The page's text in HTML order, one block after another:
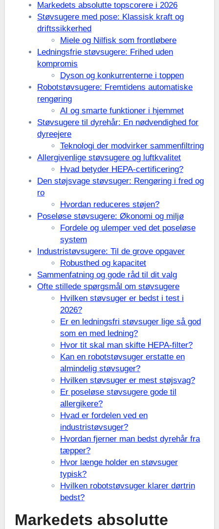
Markedets absolutte topscorere i 2026
Støvsugere med pose: Klassisk kraft og
driftssikkerhed
Miele og Nilfisk som frontløbere
Ledningsfrie støvsugere: Frihed uden
kompromis
Dyson og konkurrenterne i toppen
Robotstøvsugere: Fremtidens automatiske
rengøring
AI og smarte funktioner i hjemmet
Støvsugere til dyrehår: En nødvendighed for
dyreejere
Teknologi der modvirker sammenfiltring
Allergivenlige støvsugere og luftkvalitet
Hvad betyder HEPA-certificering?
Den støjsvage støvsuger: Rengøring i fred og
ro
Hvordan reduceres støjen?
Poseløse støvsugere: Økonomi og miljø
Fordele og ulemper ved det poseløse
system
Industristøvsugere: Til de grove opgaver
Robusthed og kapacitet
Sammenfatning og gode råd til dit valg
Ofte stillede spørgsmål om støvsugere
Hvilken støvsuger er bedst i test i
2026?
Er en ledningsfri støvsuger lige så god
som en med ledning?
Hvor tit skal man skifte HEPA-filter?
Kan en robotstøvsuger erstatte en
almindelig støvsuger?
Hvilken støvsuger er mest støjsvag?
Er poseløse støvsugere gode til
allergikere?
Hvad er fordelen ved en
industristøvsuger?
Hvordan fjerner man bedst dyrehår fra
tæpper?
Hvor længe holder en støvsuger
typisk?
Hvilken robotstøvsuger klarer dørtrin
bedst?
Markedets absolutte